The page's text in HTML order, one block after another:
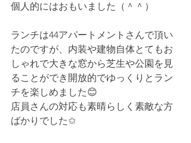
個人的にはおもいました（＾＾）
ランチは44アパートメントさんで頂い
たのですが、内装や建物自体とてもお
しゃれで大きな窓から芝生や公園を見
ることができ開放的でゆっくりとラン
チを楽しめました😊
店員さんの対応も素晴らしく素敵な方
ばかりでした✩